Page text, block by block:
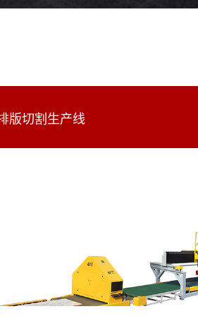
版切割生产线